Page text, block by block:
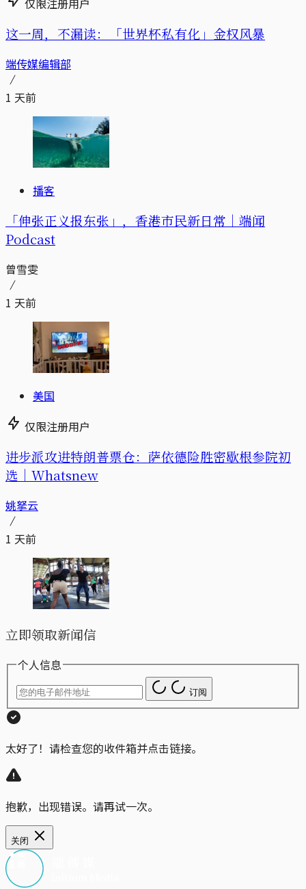
这一周，不漏读：「世界杯私有化」金权风暴
端传媒编辑部
1 天前
播客
「伸张正义报东张」，香港市民新日常｜端闻
Podcast
曾雪雯
1 天前
美国
仅限注册用户
进步派攻进特朗普票仓：萨依德险胜密歇根参院初
选｜Whatsnew
姚拏云
1 天前
立即领取新闻信
个人信息
订阅
太好了！请检查您的收件箱并点击链接。
抱歉，出现错误。请再试一次。
关闭